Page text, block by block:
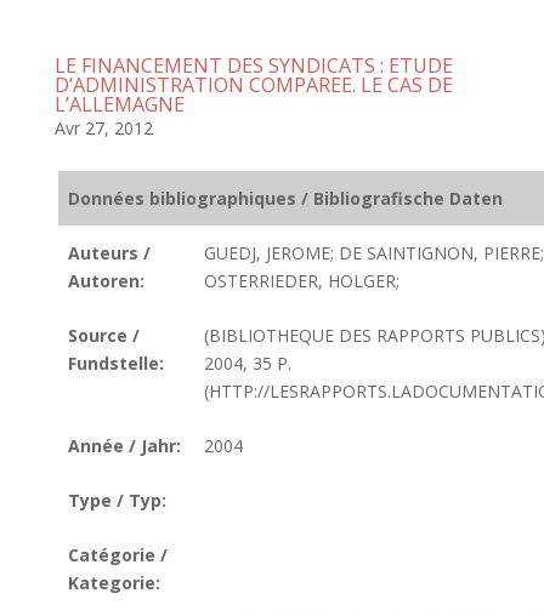
LE FINANCEMENT DES SYNDICATS : ETUDE
D’ADMINISTRATION COMPAREE. LE CAS DE
L’ALLEMAGNE
Avr 27, 2012
Données bibliographiques / Bibliografische Daten
Auteurs /
Autoren:
GUEDJ, JEROME; DE SAINTIGNON,
OSTERRIEDER, HOLGER;
Source /
Fundstelle:
(BIBLIOTHEQUE DES RAPPORTS
2004, 35 P.
(HTTP://
Année / Jahr: 2004
Type / Typ:
Catégorie /
Kategorie: